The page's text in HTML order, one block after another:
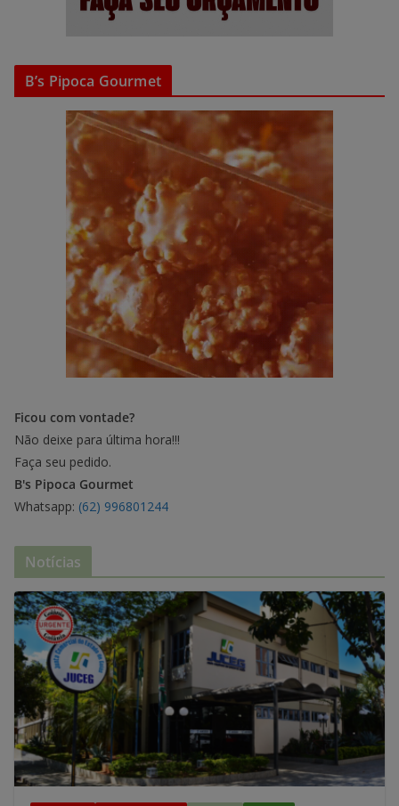
B’s Pipoca Gourmet
Ficou com vontade?
Não deixe para última hora!!!
Faça seu pedido.
B's Pipoca Gourmet
Whatsapp: (62) 996801244
Notícias